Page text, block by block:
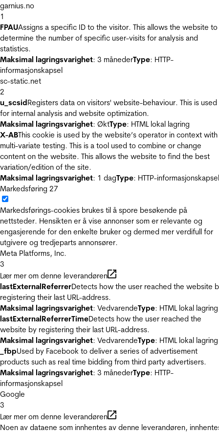
garnius.no
1
FPAUAssigns a specific ID to the visitor. This allows the website to
determine the number of specific user-visits for analysis and
statistics.
Maksimal lagringsvarighet: 3 månederType: HTTP-
informasjonskapsel
sc-static.net
2
u_scsidRegisters data on visitors' website-behaviour. This is used
for internal analysis and website optimization.
Maksimal lagringsvarighet: ØktType: HTML lokal lagring
X-ABThis cookie is used by the website’s operator in context with
multi-variate testing. This is a tool used to combine or change
content on the website. This allows the website to find the best
variation/edition of the site.
Maksimal lagringsvarighet: 1 dagType: HTTP-informasjonskapsel
Markedsføring 27
Markedsførings-cookies brukes til å spore besøkende på
nettsteder. Hensikten er å vise annonser som er relevante og
engasjerende for den enkelte bruker og dermed mer verdifull for
utgivere og tredjeparts annonsører.
Meta Platforms, Inc.
3
Lær mer om denne leverandøren
lastExternalReferrerDetects how the user reached the website
registering their last URL-address.
Maksimal lagringsvarighet: VedvarendeType: HTML lokal lagring
lastExternalReferrerTimeDetects how the user reached the
website by registering their last URL-address.
Maksimal lagringsvarighet: VedvarendeType: HTML lokal lagring
_fbpUsed by Facebook to deliver a series of advertisement
products such as real time bidding from third party advertisers.
Maksimal lagringsvarighet: 3 månederType: HTTP-
informasjonskapsel
Google
3
Lær mer om denne leverandøren
Noen av dataene som innhentes av denne leverandøren,